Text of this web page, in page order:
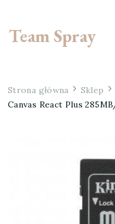
Team Spray
Strona główna Sklep
Canvas React Plus